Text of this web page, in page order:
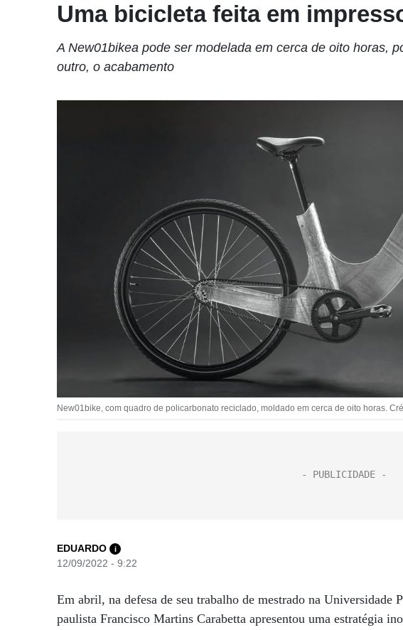
Uma bicicleta feita em
A New01bikea pode ser modelada em cerca de oito horas,
outro, o acabamento
New01bike, com quadro de policarbonato reciclado, moldado em cerca de oito horas.
EDUARDO i
12/09/2022 - 9:22
Em abril, na defesa de seu trabalho de mestrado na
paulista Francisco Martins Carabetta apresentou uma estratégia